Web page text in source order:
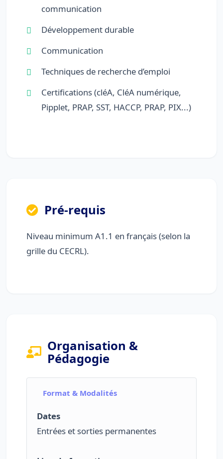
communication
Développement durable
Communication
Techniques de recherche d’emploi
Certifications (cléA, CléA numérique,
Pipplet, PRAP, SST, HACCP, PRAP, PIX...)
Pré-requis
Niveau minimum A1.1 en français (selon la
grille du CECRL).
Organisation &
Pédagogie
Format & Modalités
Dates
Entrées et sorties permanentes